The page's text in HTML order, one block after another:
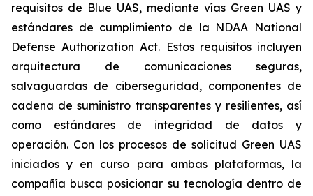
requisitos de Blue UAS, mediante vías Green UAS y
estándares de cumplimiento de la NDAA National
Defense Authorization Act. Estos requisitos incluyen
arquitectura de comunicaciones seguras,
salvaguardas de ciberseguridad, componentes de
cadena de suministro transparentes y resilientes, así
como estándares de integridad de datos y
operación. Con los procesos de solicitud Green UAS
iniciados y en curso para ambas plataformas, la
compañía busca posicionar su tecnología dentro de